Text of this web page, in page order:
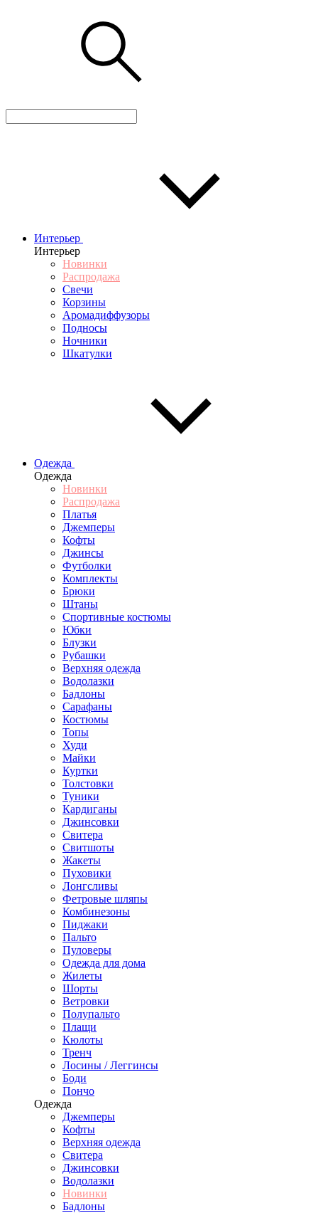
Интерьер
Интерьер
Новинки
Распродажа
Свечи
Корзины
Аромадиффузоры
Подносы
Ночники
Шкатулки
Одежда
Одежда
Новинки
Распродажа
Платья
Джемперы
Кофты
Джинсы
Футболки
Комплекты
Брюки
Штаны
Спортивные костюмы
Юбки
Блузки
Рубашки
Верхняя одежда
Водолазки
Бадлоны
Сарафаны
Костюмы
Топы
Худи
Майки
Куртки
Толстовки
Туники
Кардиганы
Джинсовки
Свитера
Свитшоты
Жакеты
Пуховики
Лонгсливы
Фетровые шляпы
Комбинезоны
Пиджаки
Пальто
Пуловеры
Одежда для дома
Жилеты
Шорты
Ветровки
Полупальто
Плащи
Кюлоты
Тренч
Лосины / Леггинсы
Боди
Пончо
Одежда
Джемперы
Кофты
Верхняя одежда
Свитера
Джинсовки
Водолазки
Новинки
Бадлоны